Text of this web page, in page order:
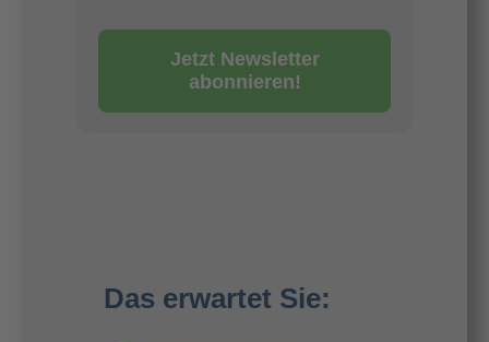
Jetzt Newsletter
abonnieren!
Das erwartet Sie: